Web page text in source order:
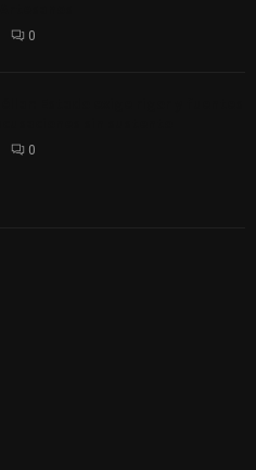
0
0